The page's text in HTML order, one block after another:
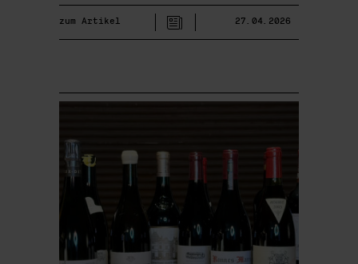
zum Artikel 27.04.2026